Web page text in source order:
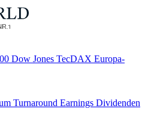
Dow Jones TecDAX Europa-
Turnaround Earnings Dividenden